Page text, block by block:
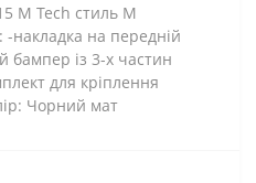
M Tech стиль M
накладка на передній
бампер із 3-х частин
для кріплення
Чорний мат